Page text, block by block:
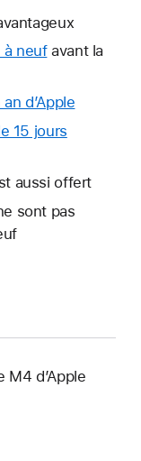
à neufavant la
an d’Apple
une
15 jours
aussi offert
sont pas
d’Apple